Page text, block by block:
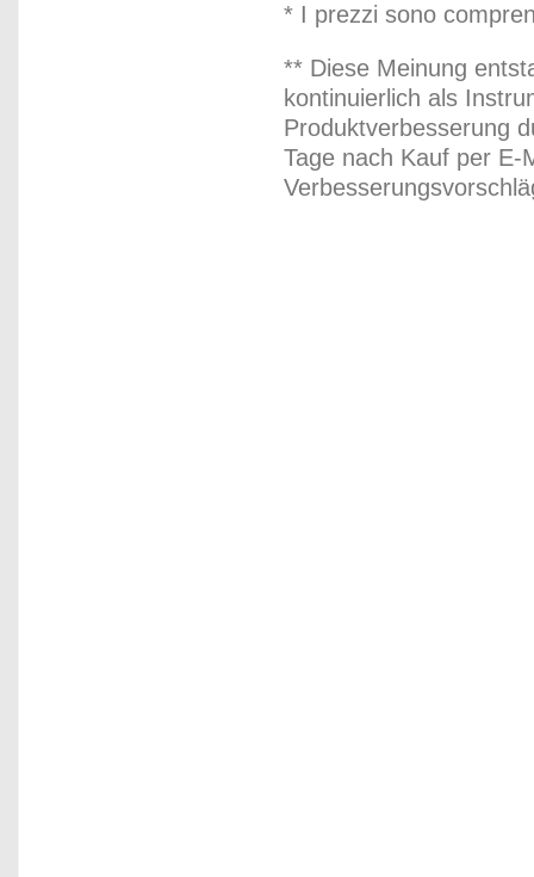
* I prezzi sono
** Diese Meinung
kontinuierlich als
Produktverbesserung
Tage nach Kauf per E-